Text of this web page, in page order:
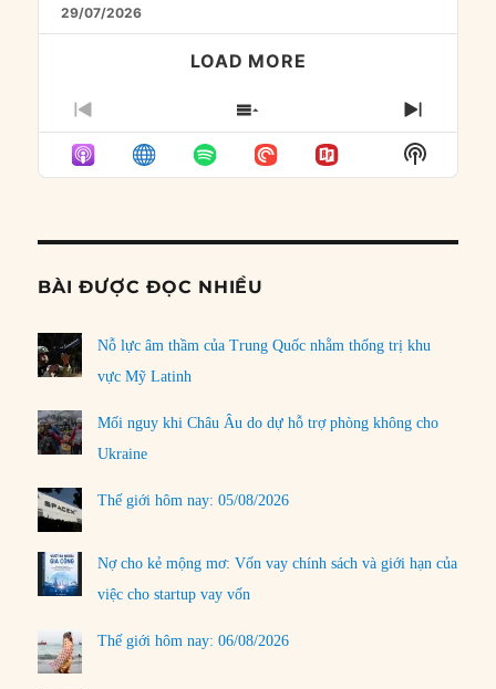
29/07/2026
LOAD MORE
PREVIOUS
EPISODE
SHOW
EPISODES
LIST
NEXT
Show
Podcast
BÀI ĐƯỢC ĐỌC NHIỀU
Nỗ lực âm thầm của Trung Quốc nhằm thống trị khu
vực Mỹ Latinh
Mối nguy khi Châu Âu do dự hỗ trợ phòng không cho
Ukraine
Thế giới hôm nay: 05/08/2026
Nợ cho kẻ mộng mơ: Vốn vay chính sách và giới hạn của
việc cho startup vay vốn
Thế giới hôm nay: 06/08/2026